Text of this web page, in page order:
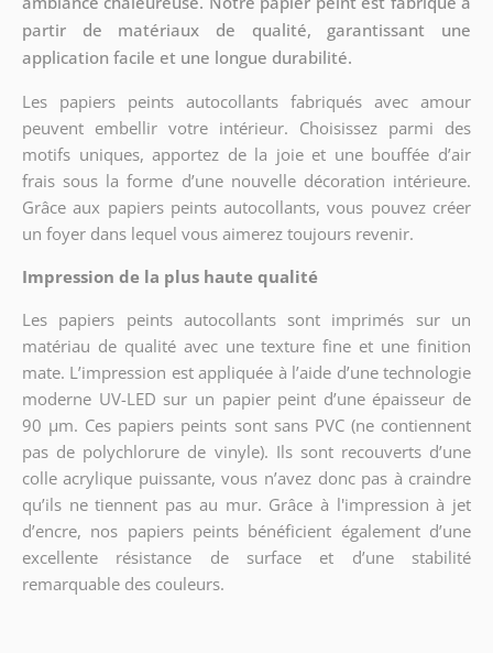
partir de matériaux de qualité, garantissant une
application facile et une longue durabilité.
Les papiers peints autocollants fabriqués avec amour
peuvent embellir votre intérieur. Choisissez parmi des
motifs uniques, apportez de la joie et une bouffée d’air
frais sous la forme d’une nouvelle décoration intérieure.
Grâce aux papiers peints autocollants, vous pouvez créer
un foyer dans lequel vous aimerez toujours revenir.
Impression de la plus haute qualité
Les papiers peints autocollants sont imprimés sur un
matériau de qualité avec une texture fine et une finition
mate. L’impression est appliquée à l’aide d’une technologie
moderne UV-LED sur un papier peint d’une épaisseur de
90 µm. Ces papiers peints sont sans PVC (ne contiennent
pas de polychlorure de vinyle). Ils sont recouverts d’une
colle acrylique puissante, vous n’avez donc pas à craindre
qu’ils ne tiennent pas au mur. Grâce à l'impression à jet
d’encre, nos papiers peints bénéficient également d’une
excellente résistance de surface et d’une stabilité
remarquable des couleurs.